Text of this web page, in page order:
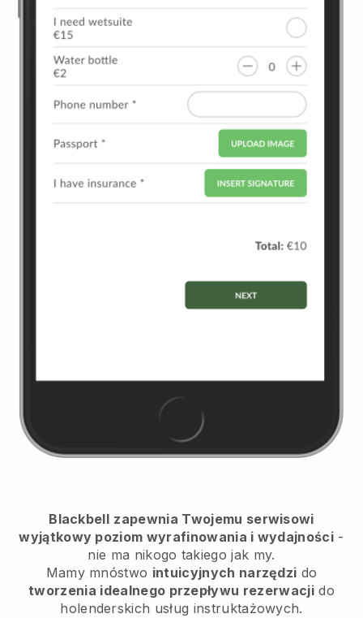
Blackbell zapewnia Twojemu serwisowi
wyjątkowy poziom wyrafinowania i wydajności -
nie ma nikogo takiego jak my.
Mamy mnóstwo intuicyjnych narzędzi do
tworzenia idealnego przepływu rezerwacji do
holenderskich usług instruktażowych.